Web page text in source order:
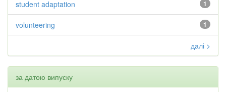
1
student adaptation
1
volunteering
далі >
за датою випуску